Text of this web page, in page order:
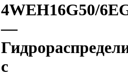
4WEH16G50/
—
с